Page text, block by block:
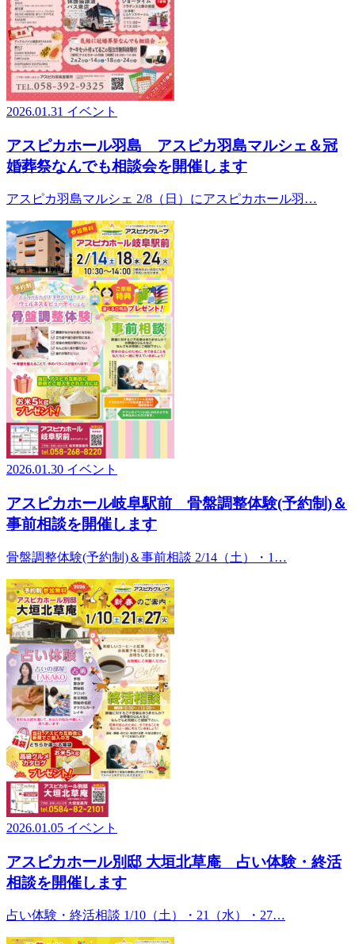
2026.01.31 イベント
アスピカホール羽島 アスピカ羽島マルシェ＆冠
婚葬祭なんでも相談会を開催します
アスピカ羽島マルシェ 2/8（日）にアスピカホール羽…
2026.01.30 イベント
アスピカホール岐阜駅前 骨盤調整体験(予約制)＆
事前相談を開催します
骨盤調整体験(予約制)＆事前相談 2/14（土）・1…
2026.01.05 イベント
アスピカホール別邸 大垣北草庵 占い体験・終活
相談を開催します
占い体験・終活相談 1/10（土）・21（水）・27…